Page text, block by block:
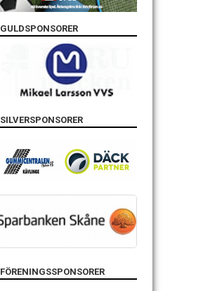
GULDSPONSORER
SILVERSPONSORER
FÖRENINGSSPONSORER